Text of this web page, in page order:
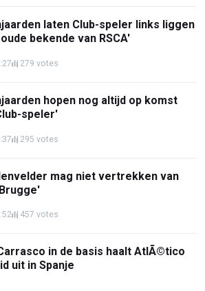
laten Club-speler links liggen
bekende van RSCA'
279 votes
hopen nog altijd op komst
speler'
295 votes
mag niet vertrekken van
457 votes
in de basis haalt AtlÃ©tico
uit in Spanje